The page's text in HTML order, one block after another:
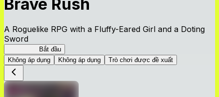
Brave Rush
A Roguelike RPG with a Fluffy-Eared Girl and a Doting
Sword
Bắt đầu
Không áp dụng
Không áp dụng Trò chơi được đề xuất